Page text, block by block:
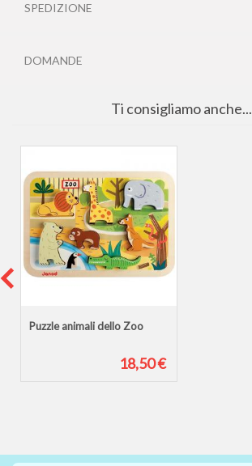
SPEDIZIONE
DOMANDE
Ti consigliamo anche...
Puzzle animali dello Zoo
18,50 €